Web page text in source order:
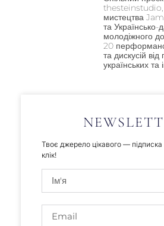
thesteinstudio,
мистецтва
та Українсько-
молодіжного
20
та дискусій від
українських та
Твоє джерело цікавого — підписка
клік!